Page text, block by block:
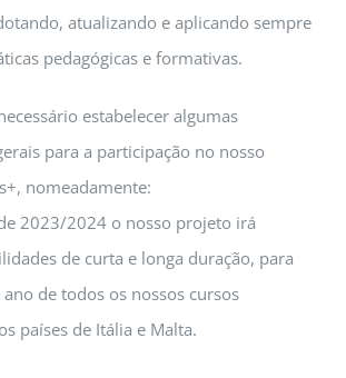
atualizando e aplicando sempre
pedagógicas e formativas.
estabelecer algumas
para a participação no nosso
nomeadamente:
2023/2024 o nosso projeto irá
de curta e longa duração, para
de todos os nossos cursos
países de Itália e Malta.